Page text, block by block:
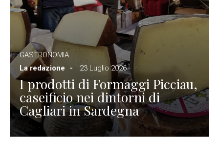
GASTRONOMIA
La redazione
23 Luglio 2026
I prodotti di Formaggi Picciau,
caseificio nei dintorni di
Cagliari in Sardegna